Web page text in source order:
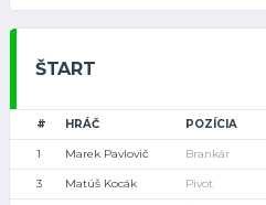
ŠTART
# HRÁČ POZÍCIA
1 Marek Pavlovič Brankár
3 Matúš Kocák Pivot